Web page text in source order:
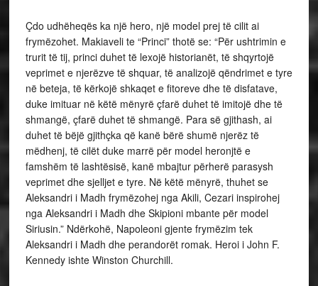
Çdo udhëheqës ka një hero, një model prej të cilit ai
frymëzohet. Makiaveli te “Princi” thotë se: “Për ushtrimin e
trurit të tij, princi duhet të lexojë historianët, të shqyrtojë
veprimet e njerëzve të shquar, të analizojë qëndrimet e tyre
në beteja, të kërkojë shkaqet e fitoreve dhe të disfatave,
duke imituar në këtë mënyrë çfarë duhet të imitojë dhe të
shmangë, çfarë duhet të shmangë. Para së gjithash, ai
duhet të bëjë gjithçka që kanë bërë shumë njerëz të
mëdhenj, të cilët duke marrë për model heronjtë e
famshëm të lashtësisë, kanë mbajtur përherë parasysh
veprimet dhe sjelljet e tyre. Në këtë mënyrë, thuhet se
Aleksandri i Madh frymëzohej nga Akili, Cezari inspirohej
nga Aleksandri i Madh dhe Skipioni mbante për model
Siriusin.” Ndërkohë, Napoleoni gjente frymëzim tek
Aleksandri i Madh dhe perandorët romak. Heroi i John F.
Kennedy ishte Winston Churchill.